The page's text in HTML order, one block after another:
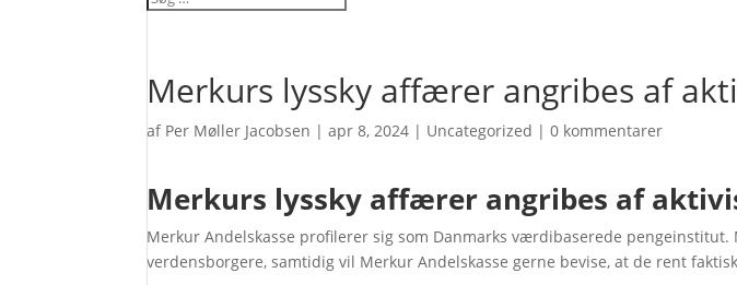
Merkurs lyssky affærer angribes af
af Per Møller Jacobsen |apr 8, 2024 | Uncategorized |0 kommentarer
Merkurs lyssky affærer angribes af
Merkur Andelskasse profilerer sig som Danmarks værdibaserede
verdensborgere, samtidig vil Merkur Andelskasse gerne bevise, at de rent